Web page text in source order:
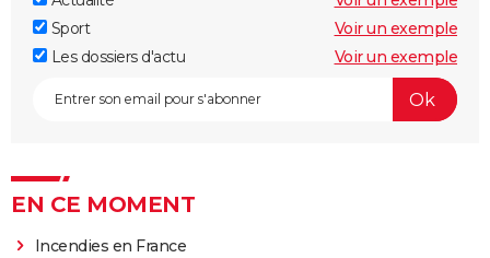
Sport
Voir un exemple
Les dossiers d'actu
Voir un exemple
EN CE MOMENT
Incendies en France